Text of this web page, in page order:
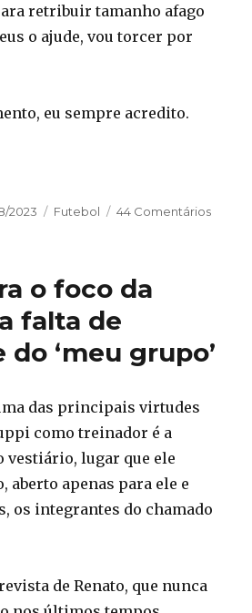
retribuir tamanho afago
o ajude, vou torcer por
eu sempre acredito.
2023 Categorias
Futebol 44 Comentários
o foco da
falta de
‘meu grupo’
das principais virtudes
como treinador é a
vestiário, lugar que ele
aberto apenas para ele e
os integrantes do chamado
de Renato, que nunca